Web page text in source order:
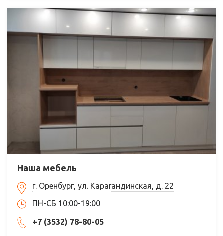
Наша мебель
г. Оренбург, ул. Карагандинская, д. 22
ПН-СБ 10:00-19:00
+7 (3532) 78-80-05